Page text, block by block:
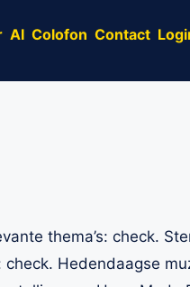
AI Colofon Contact
thema’s: check.
Hedendaagse